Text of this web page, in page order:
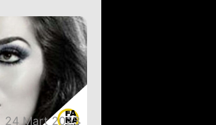
24 Mart 2023